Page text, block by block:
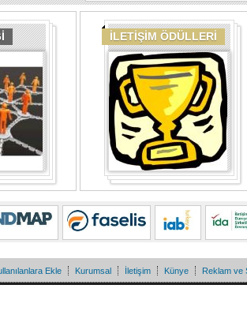
İLETİŞİM ÖDÜLLERİ
Ekle Kurumsal İletişim Künye Reklam ve